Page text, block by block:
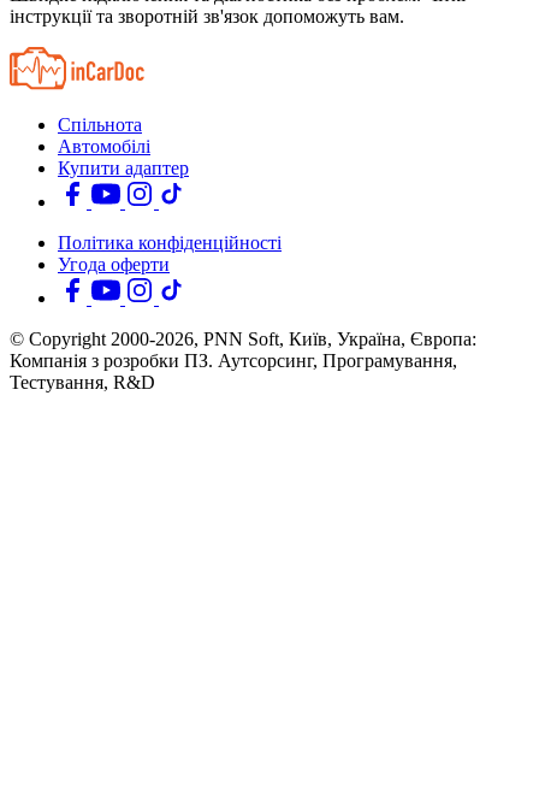
інструкції та зворотній зв'язок допоможуть вам.
Спільнота
Автомобілі
Купити адаптер
Політика конфіденційності
Угода оферти
© Copyright 2000-2026, PNN Soft, Київ, Україна, Європа:
Компанія з розробки ПЗ. Аутсорсинг, Програмування,
Тестування, R&D